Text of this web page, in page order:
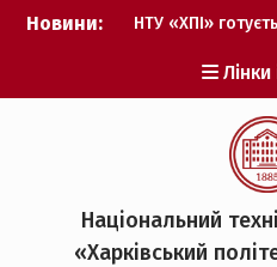
Перейти
Новини:
НТУ «ХПІ»
Музичні таланти
запрошуються на
Всеукраїнський
фестиваль
рута – 2027»
ХПІ уклав угоду
партнерство з
технологій
Національний
«Харківський